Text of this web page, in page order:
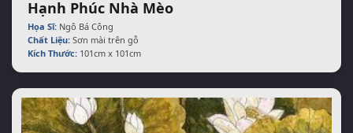
Hạnh Phúc Nhà Mèo
Họa Sĩ:Ngô Bá Công
Chất Liệu:Sơn mài trên gỗ
Kích Thước:101cm x 101cm